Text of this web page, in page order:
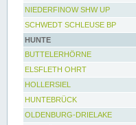
NIEDERFINOW SHW UP
SCHWEDT SCHLEUSE BP
HUNTE
BUTTELERHÖRNE
ELSFLETH OHRT
HOLLERSIEL
HUNTEBRÜCK
OLDENBURG-DRIELAKE